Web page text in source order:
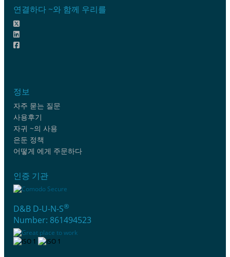
연결하다 ~와 함께 우리를
정보
자주 묻는 질문
사용후기
자귀 ~의 사용
은둔 정책
어떻게 에게 주문하다
인증 기관
D&B D-U-N-S®
Number: 861494523